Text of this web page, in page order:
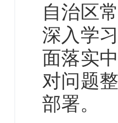
自治区
深入学
面落实
对问题
部署。